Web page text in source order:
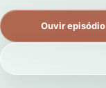
Ouvir episódio